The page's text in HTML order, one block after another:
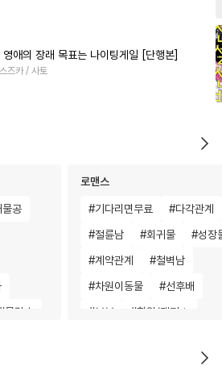
영애의 장래 목표는 나이팅게일 [단행본]
즈카 / 사토
물공
#문란수
로맨스
#기다리면무료 #다각관계
#절륜남 #회귀물 #성장
#계약관계 #철벽남
#차원이동물 #선후배
#부부 #학원/캠퍼스